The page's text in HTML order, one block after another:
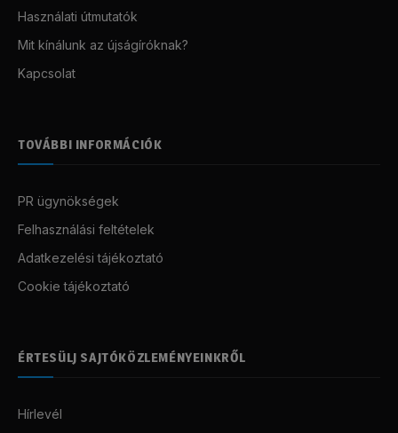
Használati útmutatók
Mit kínálunk az újságíróknak?
Kapcsolat
TOVÁBBI INFORMÁCIÓK
PR ügynökségek
Felhasználási feltételek
Adatkezelési tájékoztató
Cookie tájékoztató
ÉRTESÜLJ SAJTÓKÖZLEMÉNYEINKRŐL
Hírlevél